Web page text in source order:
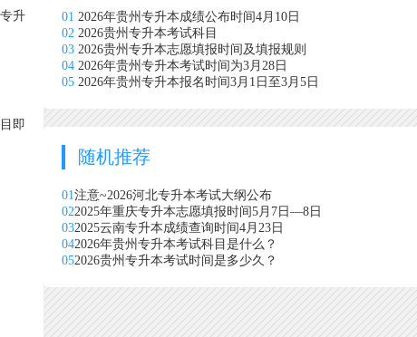
升
即
01 2026年贵州专升本成绩公布时间4月10日
02 2026贵州专升本考试科目
03 2026贵州专升本志愿填报时间及填报规则
04 2026年贵州专升本考试时间为3月28日
05 2026年贵州专升本报名时间3月1日至3月5日
随机推荐
01注意~2026河北专升本考试大纲公布
022025年重庆专升本志愿填报时间5月7日—8日
032025云南专升本成绩查询时间4月23日
042026年贵州专升本考试科目是什么？
052026贵州专升本考试时间是多少久？